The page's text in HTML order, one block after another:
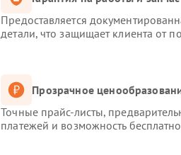
Предоставляется
детали, что защищает клиента от
Прозрачное
Точные прайс-листы,
платежей и возможность